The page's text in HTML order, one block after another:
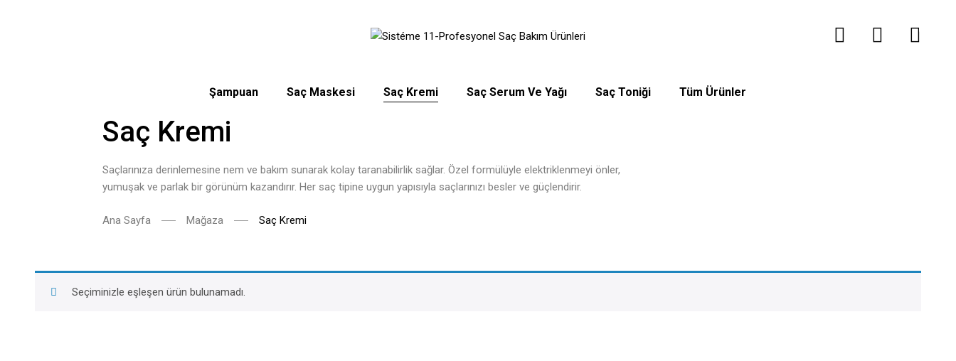
0
Şampuan Saç Maskesi Saç Kremi Saç Serum Ve Yağı Saç Toniği Tüm Ürünler
Saç Kremi
Saçlarınıza derinlemesine nem ve bakım sunarak kolay taranabilirlik sağlar. Özel formülüyle elektriklenmeyi önler,
yumuşak ve parlak bir görünüm kazandırır. Her saç tipine uygun yapısıyla saçlarınızı besler ve güçlendirir.
Ana Sayfa Mağaza Saç Kremi
Seçiminizle eşleşen ürün bulunamadı.